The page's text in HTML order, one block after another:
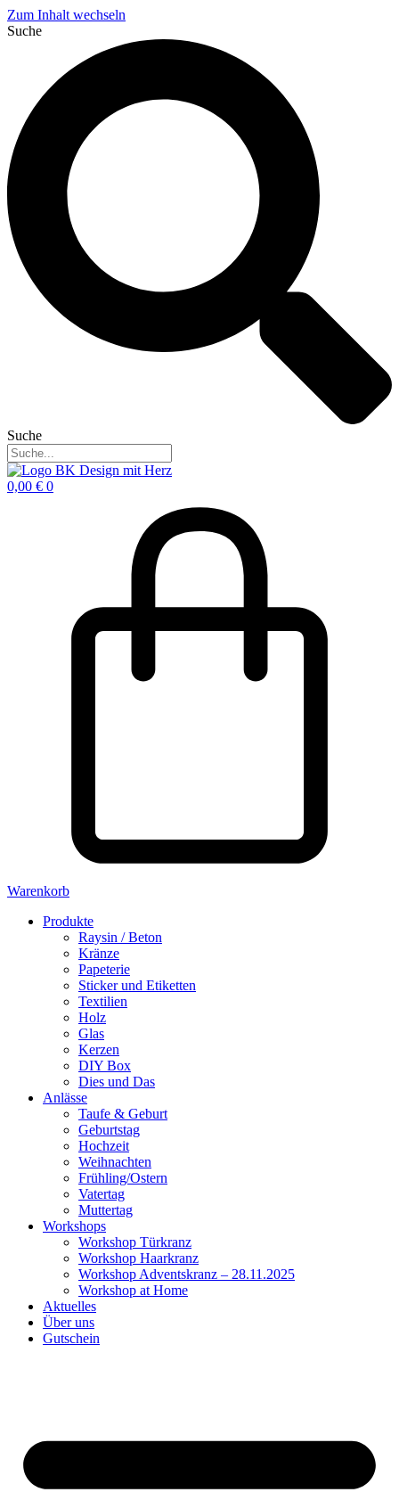
Zum Inhalt wechseln
Suche
Suche
0,00 € 0
Warenkorb
Produkte
Raysin / Beton
Kränze
Papeterie
Sticker und Etiketten
Textilien
Holz
Glas
Kerzen
DIY Box
Dies und Das
Anlässe
Taufe & Geburt
Geburtstag
Hochzeit
Weihnachten
Frühling/Ostern
Vatertag
Muttertag
Workshops
Workshop Türkranz
Workshop Haarkranz
Workshop Adventskranz – 28.11.2025
Workshop at Home
Aktuelles
Über uns
Gutschein